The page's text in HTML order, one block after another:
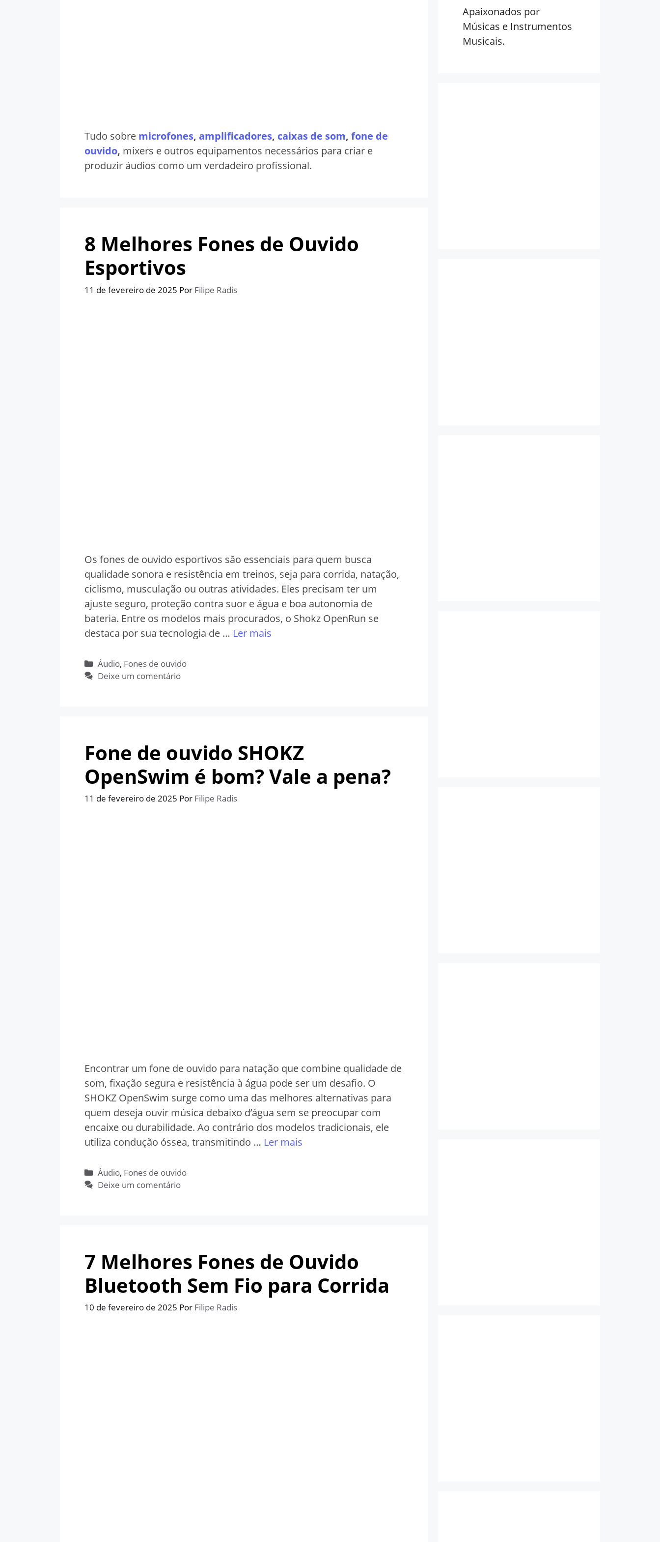
Tudo sobre microfones, amplificadores, caixas de som, fone de
ouvido, mixers e outros equipamentos necessários para criar e
produzir áudios como um verdadeiro profissional.
8 Melhores Fones de Ouvido
Esportivos
11 de fevereiro de 2025 Por Filipe Radis
Os fones de ouvido esportivos são essenciais para quem busca
qualidade sonora e resistência em treinos, seja para corrida, natação,
ciclismo, musculação ou outras atividades. Eles precisam ter um
ajuste seguro, proteção contra suor e água e boa autonomia de
bateria. Entre os modelos mais procurados, o Shokz OpenRun se
destaca por sua tecnologia de … Ler mais
Categorias
Áudio, Fones de ouvido
Deixe um comentário
Fone de ouvido SHOKZ
OpenSwim é bom? Vale a pena?
11 de fevereiro de 2025 Por Filipe Radis
Encontrar um fone de ouvido para natação que combine qualidade de
som, fixação segura e resistência à água pode ser um desafio. O
SHOKZ OpenSwim surge como uma das melhores alternativas para
quem deseja ouvir música debaixo d’água sem se preocupar com
encaixe ou durabilidade. Ao contrário dos modelos tradicionais, ele
utiliza condução óssea, transmitindo … Ler mais
Categorias
Áudio, Fones de ouvido
Deixe um comentário
7 Melhores Fones de Ouvido
Bluetooth Sem Fio para Corrida
10 de fevereiro de 2025 Por Filipe Radis
Apaixonados por
Músicas e Instrumentos
Musicais.